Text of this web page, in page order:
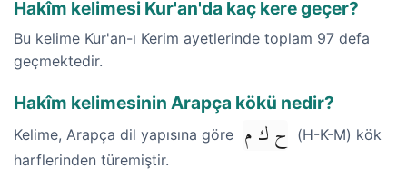
Hakîm kelimesi Kur'an'da kaç kere geçer?
Bu kelime Kur'an-ı Kerim ayetlerinde toplam 97 defa
geçmektedir.
Hakîm kelimesinin Arapça kökü nedir?
Kelime, Arapça dil yapısına göre ح ك م
(H-K-M) kök
harflerinden türemiştir.